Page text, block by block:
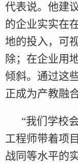
代表说。他建
的企业实实在
地的投入，可
除；在企业用
倾斜。通过这
正成为产教融
“我们学校
工程师带着项
战同等水平的